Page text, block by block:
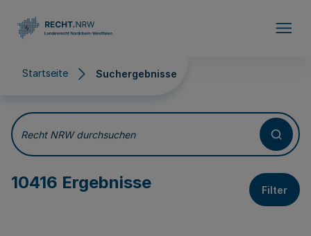
Startseite Suchergebnisse
Suchergebnisse
Recht NRW durchsuchen
10416 Ergebnisse Filter